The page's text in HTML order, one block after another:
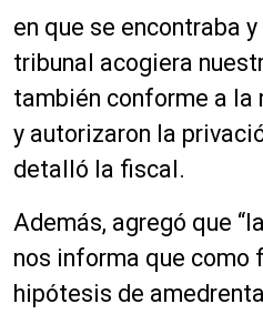
en que se encontraba
tribunal acogiera
también conforme a la
y autorizaron la
detalló la fiscal.
Además, agregó que
nos informa que como
hipótesis de